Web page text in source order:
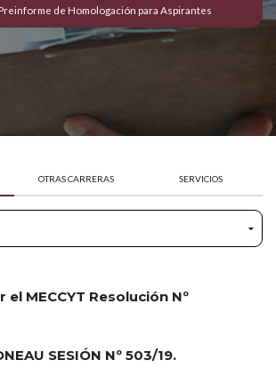
de Homologación para Aspirantes
OTRAS CARRERAS SERVICIOS
MECCYT Resolución Nº
SESIÓN Nº 503/19.